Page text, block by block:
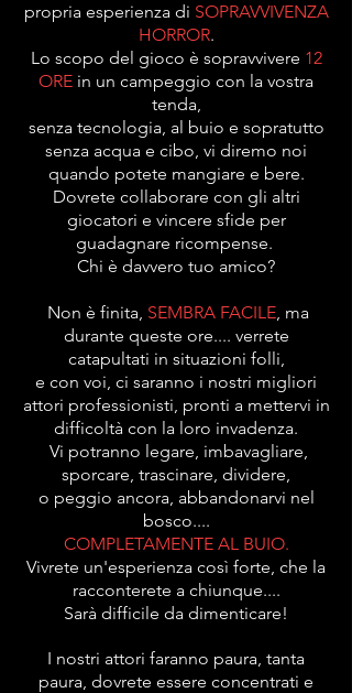
propria esperienza di SOPRAVVIVENZA
HORROR.
Lo scopo del gioco è sopravvivere 12
ORE in un campeggio con la vostra
tenda,
senza tecnologia, al buio e sopratutto
senza acqua e cibo, vi diremo noi
quando potete mangiare e bere.
Dovrete collaborare con gli altri
giocatori e vincere sfide per
guadagnare ricompense.
Chi è davvero tuo amico?
Non è finita, SEMBRA FACILE, ma
durante queste ore.... verrete
catapultati in situazioni folli,
e con voi, ci saranno i nostri migliori
attori professionisti, pronti a mettervi in
difficoltà con la loro invadenza.
Vi potranno legare, imbavagliare,
sporcare, trascinare, dividere,
o peggio ancora, abbandonarvi nel
bosco....
COMPLETAMENTE AL BUIO.
Vivrete un'esperienza così forte, che la
racconterete a chiunque....
Sarà difficile da dimenticare!
I nostri attori faranno paura, tanta
paura, dovrete essere concentrati e